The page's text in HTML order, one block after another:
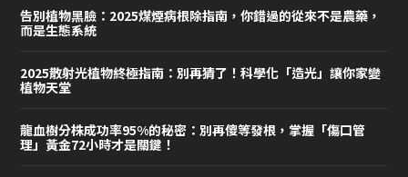
告別植物黑臉：2025煤煙病根除指南，你錯過的從來不是農藥，
而是生態系統
2025散射光植物終極指南：別再猜了！科學化「造光」讓你家變
植物天堂
龍血樹分株成功率95%的秘密：別再傻等發根，掌握「傷口管
理」黃金72小時才是關鍵！